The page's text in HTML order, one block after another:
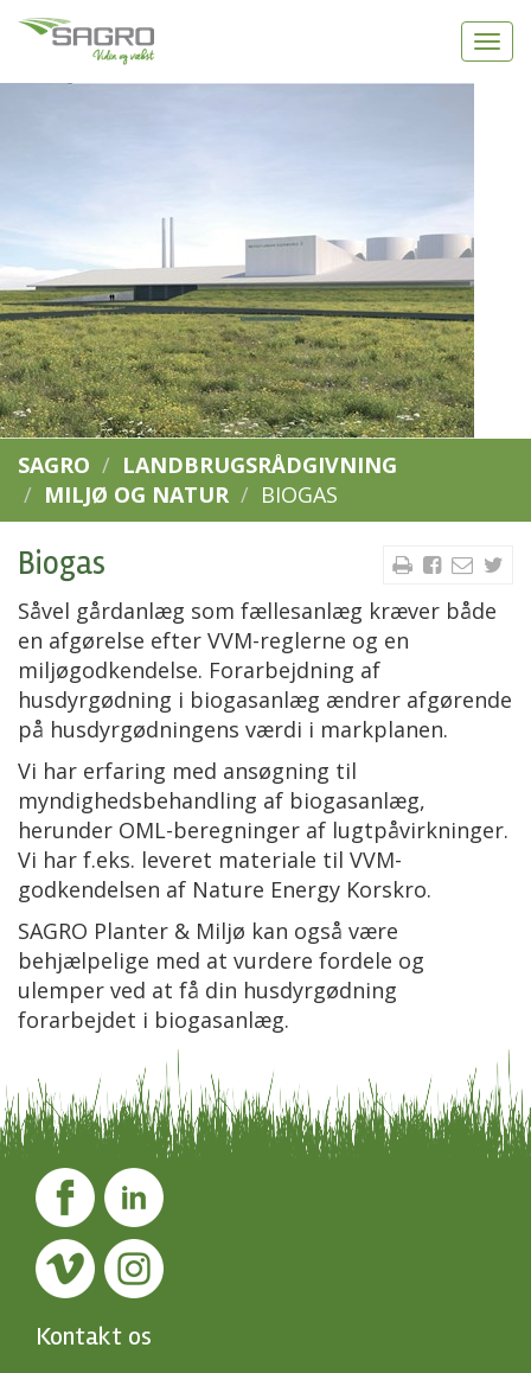
SAGRO
LANDBRUGSRÅDGIVNING
MILJØ OG NATUR
BIOGAS
Biogas
Såvel gårdanlæg som fællesanlæg kræver både
en afgørelse efter VVM-reglerne og en
miljøgodkendelse. Forarbejdning af
husdyrgødning i biogasanlæg ændrer afgørende
på husdyrgødningens værdi i markplanen.
Vi har erfaring med ansøgning til
myndighedsbehandling af biogasanlæg,
herunder OML-beregninger af lugtpåvirkninger.
Vi har f.eks. leveret materiale til VVM-
godkendelsen af Nature Energy Korskro.
SAGRO Planter & Miljø kan også være
behjælpelige med at vurdere fordele og
ulemper ved at få din husdyrgødning
forarbejdet i biogasanlæg.
Kontakt os